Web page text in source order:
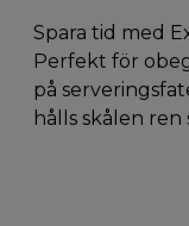
Spara tid med
Perfekt för
på
hålls skålen ren